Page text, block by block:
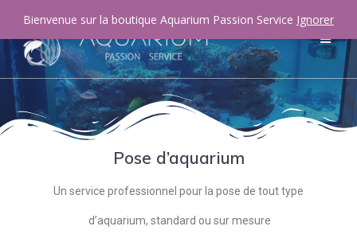
Pose d’aquarium
Un service professionnel pour la pose de tout type
d’aquarium, standard ou sur mesure
Bienvenue sur la boutique Aquarium Passion Service Ignorer